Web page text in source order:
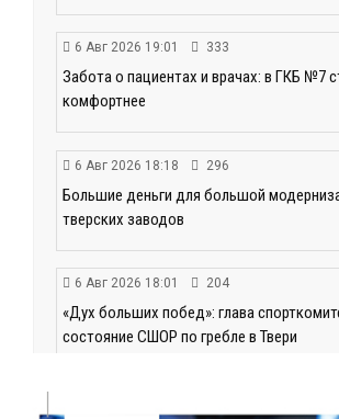
6 Авг 2026 19:01 333
Забота о пациентах и врачах: в ГКБ №7
комфортнее
6 Авг 2026 18:18 296
Большие деньги для большой
тверских заводов
6 Авг 2026 18:01 204
«Дух больших побед»: глава
состояние СШОР по гребле в Твери